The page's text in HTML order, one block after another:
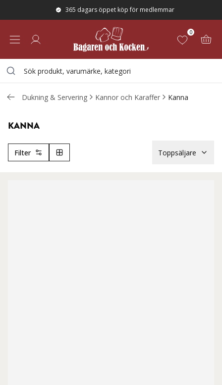
365 dagars öppet köp för medlemmar
0
Dukning & Servering Kannor och Karaffer Kanna
KANNA
Filter Toppsäljare